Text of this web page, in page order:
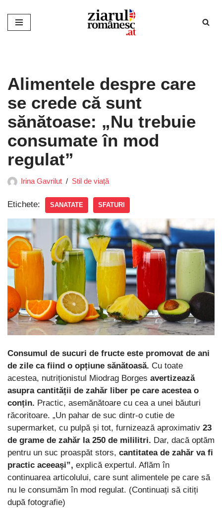
Sari
Alimentele despre care
se crede că sunt
sănătoase: „Nu trebuie
consumate în mod
regulat”
Irina Gavrilut Stil de viață
Etichete: SANATATE SFATURI
Consumul de sucuri de fructe este promovat de ani
de zile ca fiind o opțiune sănătoasă. Cu toate
acestea, nutriționistul Miodrag Borges avertizează
asupra cantității de zahăr liber pe care acestea o
conțin. Practic, asemănătoare cu cea a unei băuturi
răcoritoare. „Un pahar de suc dintr-o cutie de
supermarket, cu pulpă și tot, furnizează aproximativ 23
de grame de zahăr la 250 de mililitri. Dar, dacă optăm
pentru un suc proaspăt stors, cantitatea de zahăr va fi
practic aceeași”, explică expertul. Aflăm în
continuarea articolului, care sunt alimentele pe care să
nu le consumăm în mod regulat. (Continuați să citiți
după fotografie)